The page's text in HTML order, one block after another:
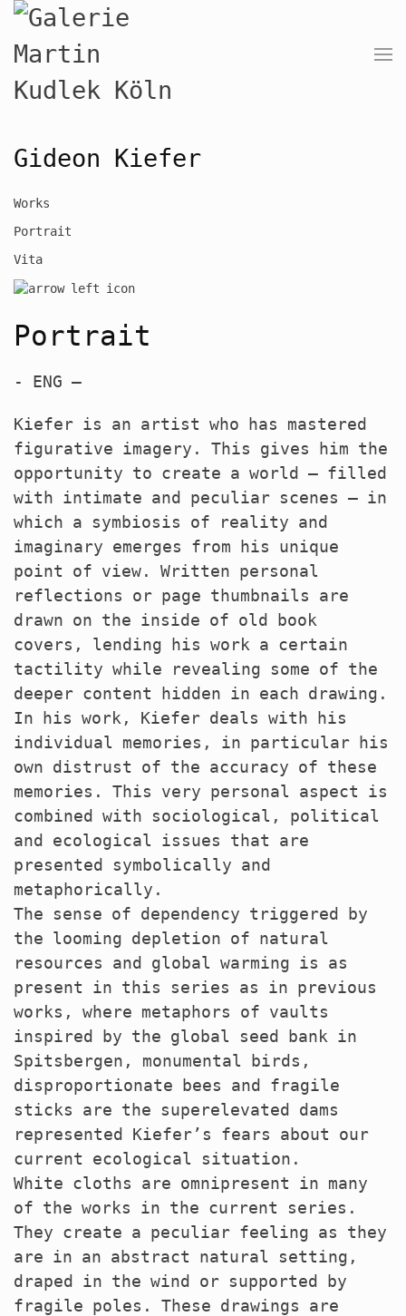
Gideon Kiefer
Works
Portrait
Vita
Portrait
- ENG –
Kiefer is an artist who has mastered
figurative imagery. This gives him the
opportunity to create a world – filled
with intimate and peculiar scenes – in
which a symbiosis of reality and
imaginary emerges from his unique
point of view. Written personal
reflections or page thumbnails are
drawn on the inside of old book
covers, lending his work a certain
tactility while revealing some of the
deeper content hidden in each drawing.
In his work, Kiefer deals with his
individual memories, in particular his
own distrust of the accuracy of these
memories. This very personal aspect is
combined with sociological, political
and ecological issues that are
presented symbolically and
metaphorically.
The sense of dependency triggered by
the looming depletion of natural
resources and global warming is as
present in this series as in previous
works, where metaphors of vaults
inspired by the global seed bank in
Spitsbergen, monumental birds,
disproportionate bees and fragile
sticks are the superelevated dams
represented Kiefer’s fears about our
current ecological situation.
White cloths are omnipresent in many
of the works in the current series.
They create a peculiar feeling as they
are in an abstract natural setting,
draped in the wind or supported by
fragile poles. These drawings are